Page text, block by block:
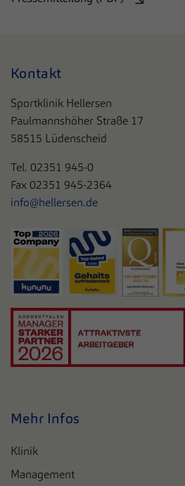
Kontakt
Sportklinik Hellersen
Paulmannshöher Straße 17
58515 Lüdenscheid
Tel. 02351 945-0
Fax 02351 945-2364
info@hellersen.de
Mehr Infos
Klinik
Management